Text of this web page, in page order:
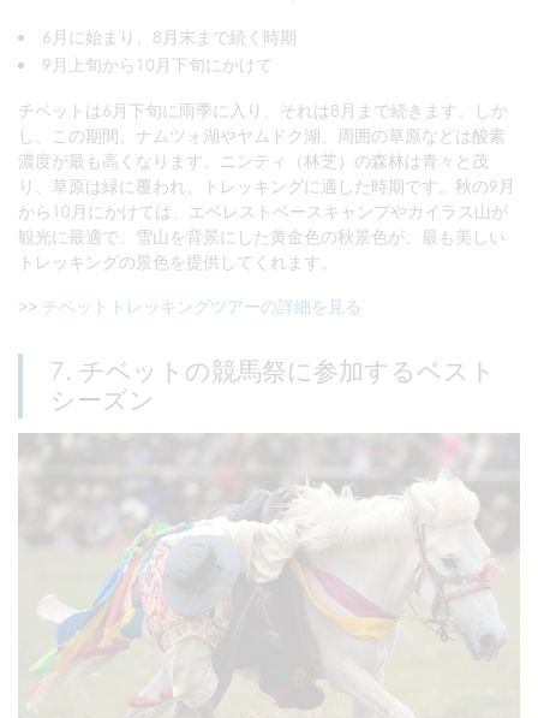
6月に始まり、8月末まで続く時期
9月上旬から10月下旬にかけて
チベットは6月下旬に雨季に入り、それは8月まで続きます。しか
し、この期間、ナムツォ湖やヤムドク湖、周囲の草原などは酸素
濃度が最も高くなります。ニンティ（林芝）の森林は青々と茂
り、草原は緑に覆われ、トレッキングに適した時期です。秋の9月
から10月にかけては、エベレストベースキャンプやカイラス山が
観光に最適で、雪山を背景にした黄金色の秋景色が、最も美しい
トレッキングの景色を提供してくれます。
>> チベットトレッキングツアーの詳細を見る
7. チベットの競馬祭に参加するベスト
シーズン